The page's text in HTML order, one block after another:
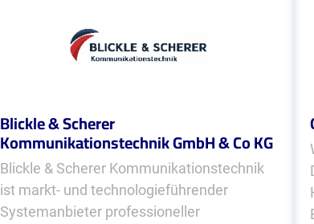
Blickle & Scherer
Kommunikationstechnik GmbH & Co KG
Blickle & Scherer Kommunikationstechnik
ist markt- und technologieführender
Systemanbieter professioneller